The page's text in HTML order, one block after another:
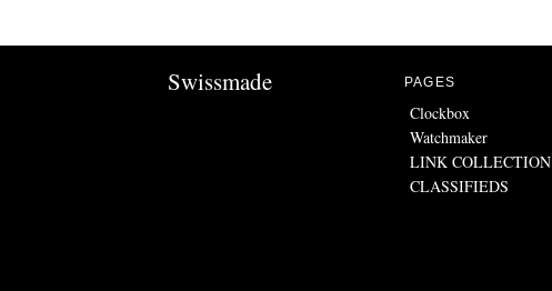
Swissmade PAGES
Clockbox
Watchmaker
LINK COLLECTION
CLASSIFIEDS